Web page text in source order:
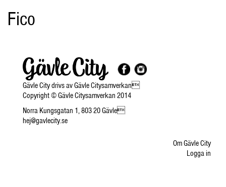
Fico
Gävle City drivs av Gävle Citysamverkan
Copyright © Gävle Citysamverkan 2014
Norra Kungsgatan 1, 803 20 Gävle
hej@gavlecity.se
Om Gävle City
Logga in